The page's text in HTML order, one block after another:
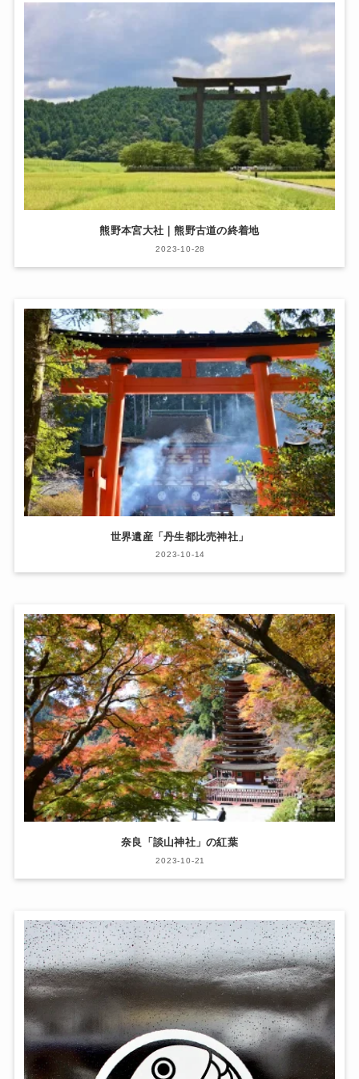
熊野本宮大社｜熊野古道の終着地
2023-10-28
世界遺産「丹生都比売神社」
2023-10-14
奈良「談山神社」の紅葉
2023-10-21